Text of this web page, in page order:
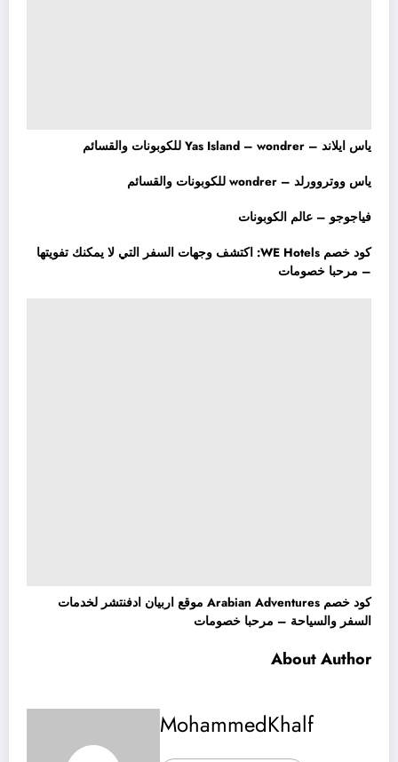
ياس ايلاند – Yas Island – wondrer للكوبونات والقسائم
ياس ووتروورلد – wondrer للكوبونات والقسائم
فياجوجو – عالم الكوبونات
كود خصم WE Hotels: اكتشف وجهات السفر التي لا يمكنك تفويتها
– مرحبا خصومات
كود خصم Arabian Adventures موقع اربيان ادفنتشر لخدمات
السفر والسياحة – مرحبا خصومات
About Author
MohammedKhalf